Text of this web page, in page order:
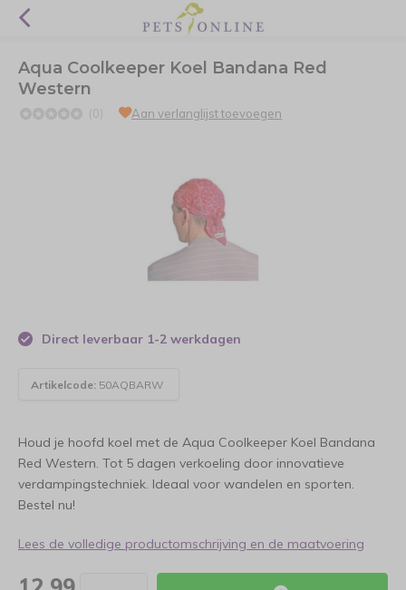
Aqua Coolkeeper Koel Bandana Red
Western
(0) Aan verlanglijst toevoegen
Direct leverbaar 1-2 werkdagen
Artikelcode: 50AQBARW
Houd je hoofd koel met de Aqua Coolkeeper Koel Bandana
Red Western. Tot 5 dagen verkoeling door innovatieve
verdampingstechniek. Ideaal voor wandelen en sporten.
Bestel nu!
Lees de volledige productomschrijving en de maatvoering